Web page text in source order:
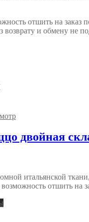
отшить на заказ
возврату и обмену не
двойная
итальянской
отшить на